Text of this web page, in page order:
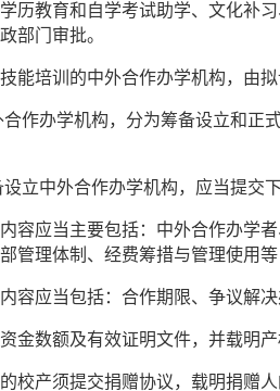
教育和自学考试助学、文化补习
部门审批。
培训的中外合作办学机构，由拟
合作办学机构，分为筹备设立和正
设立中外合作办学机构，应当提交
应当主要包括：中外合作办学者
管理体制、经费筹措与管理使用
应当包括：合作期限、争议解决
数额及有效证明文件，并载明产
产须提交捐赠协议，载明捐赠人